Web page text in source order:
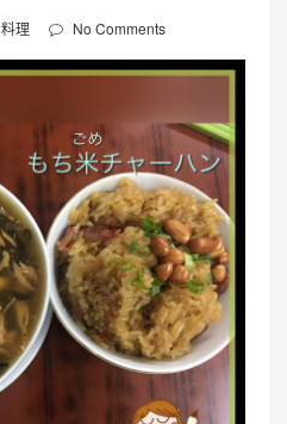
料理 No Comments